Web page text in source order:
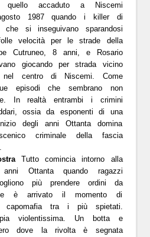
quello accaduto a Niscemi
1987 quando i killer di
si inseguivano sparandosi
velocità per le strade della
Cutruneo, 8 anni, e Rosario
giocando per strada vicino
nel centro di Niscemi. Come
episodi che sembrano non
In realtà entrambi i crimini
ossia da esponenti di una
degli anni Ottanta domina
criminale della fascia
Tutto comincia intorno alla
Ottanta quando ragazzi
più prendere ordini da
è arrivato il momento di
capomafia tra i più spietati.
violentissima. Un botta e
dove la rivolta è segnata